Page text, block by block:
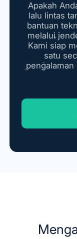
Apakah
lalu lintas
bantuan
melalui
Kami siap
satu